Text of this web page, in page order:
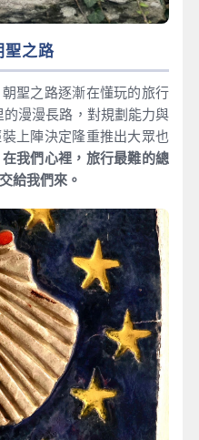
聖之路
聖之路逐漸在懂玩的旅行
漫漫長路，對規劃能力與
上陣決定隆重推出大眾也
在我們心裡，旅行最難的總
給我們來。